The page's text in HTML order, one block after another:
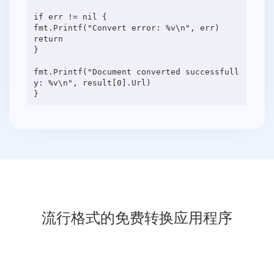
if err != nil {
fmt.Printf("Convert error: %v\n", err)
return
}
fmt.Printf("Document converted successfull
y: %v\n", result[0].Url)
流行格式的免费转换应用程序